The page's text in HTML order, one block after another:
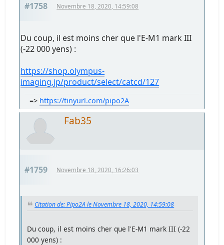
#1758 Novembre 18, 2020, 14:59:08
Du coup, il est moins cher que l'E-M1 mark III
(-22 000 yens) :
https://shop.olympus-
imaging.jp/product/select/catcd/127
=> https://tinyurl.com/pipo2A
Fab35
#1759 Novembre 18, 2020, 16:26:03
Citation de: Pipo2A le Novembre 18, 2020, 14:59:08
Du coup, il est moins cher que l'E-M1 mark III (-22
000 yens) :